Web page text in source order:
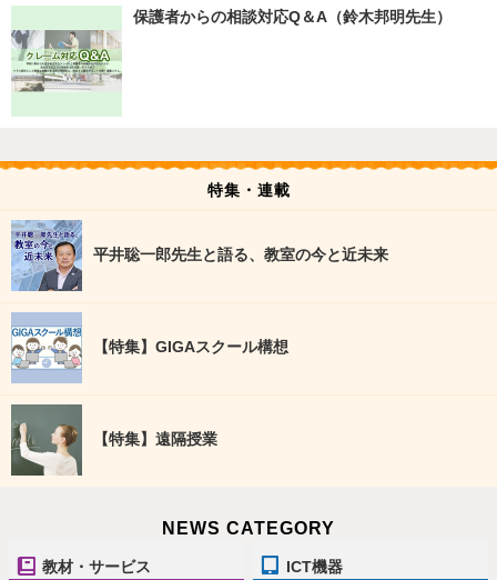
保護者からの相談対応Q＆A（鈴木邦明先生）
特集・連載
平井聡一郎先生と語る、教室の今と近未来
【特集】GIGAスクール構想
【特集】遠隔授業
NEWS CATEGORY
教材・サービス ICT機器